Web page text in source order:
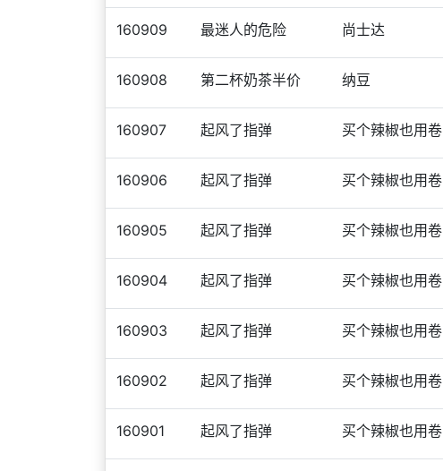
160909 最迷人的危险 尚士达
160908 第二杯奶茶半价 纳豆
160907 起风了指弹 买个辣椒也用卷
160906 起风了指弹 买个辣椒也用卷
160905 起风了指弹 买个辣椒也用卷
160904 起风了指弹 买个辣椒也用卷
160903 起风了指弹 买个辣椒也用卷
160902 起风了指弹 买个辣椒也用卷
160901 起风了指弹 买个辣椒也用卷